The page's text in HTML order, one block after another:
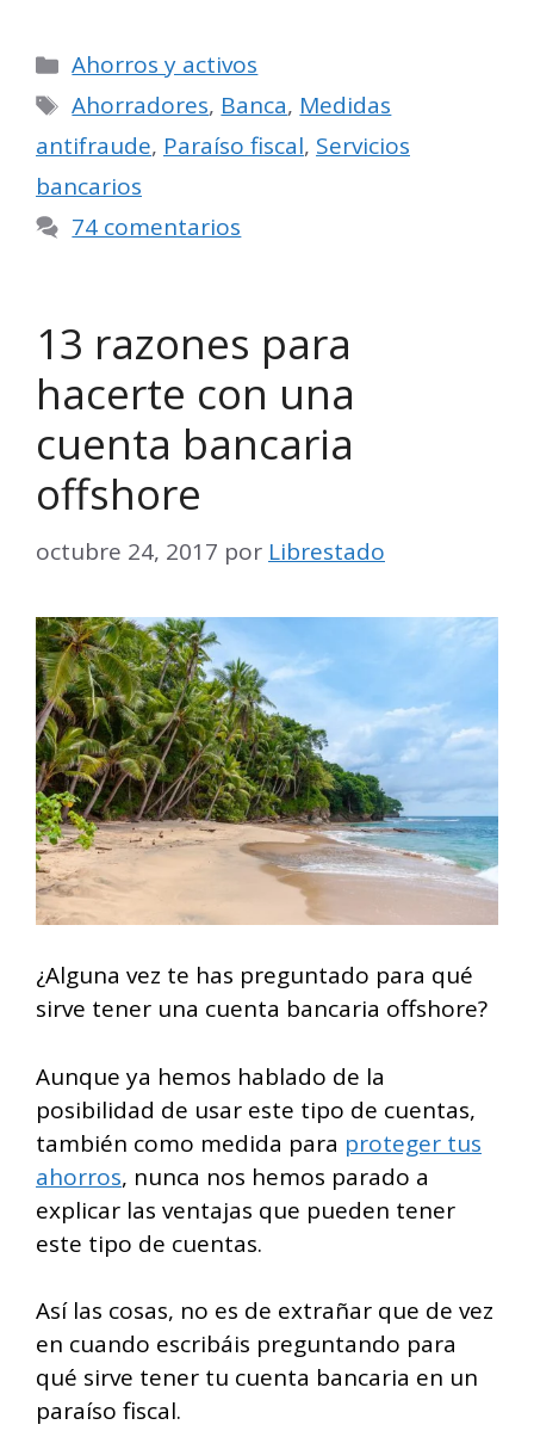
Categorías
Ahorros y activos
Etiquetas
Ahorradores, Banca, Medidas
antifraude, Paraíso fiscal, Servicios
bancarios
74 comentarios
13 razones para
hacerte con una
cuenta bancaria
offshore
octubre 24, 2017 por Librestado
¿Alguna vez te has preguntado para qué
sirve tener una cuenta bancaria offshore?
Aunque ya hemos hablado de la
posibilidad de usar este tipo de cuentas,
también como medida para proteger tus
ahorros, nunca nos hemos parado a
explicar las ventajas que pueden tener
este tipo de cuentas.
Así las cosas, no es de extrañar que de vez
en cuando escribáis preguntando para
qué sirve tener tu cuenta bancaria en un
paraíso fiscal.